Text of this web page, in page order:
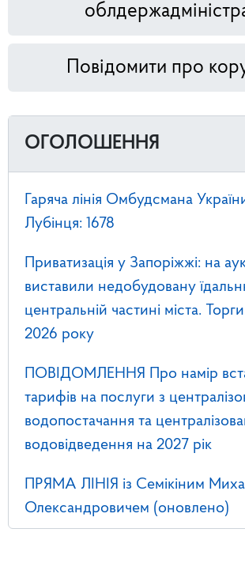
Повідомити про
ОГОЛОШЕННЯ
Гаряча лінія Омбудсмана
Лубінця: 1678
Приватизація у Запоріжжі: на
виставили недобудовану
центральній частині міста.
2026 року
ПОВІДОМЛЕННЯ Про намір
тарифів на послуги з
водопостачання та
водовідведення на 2027 рік
ПРЯМА ЛІНІЯ із Семікіним
Олександровичем (оновлено)